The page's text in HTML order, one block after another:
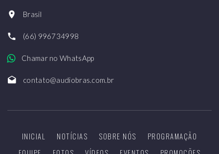
Brasil
(66) 996734998
Chamar no WhatsApp
contato@audiobras.com.br
INICIAL NOTÍCIAS SOBRE NÓS
PROGRAMAÇÃO